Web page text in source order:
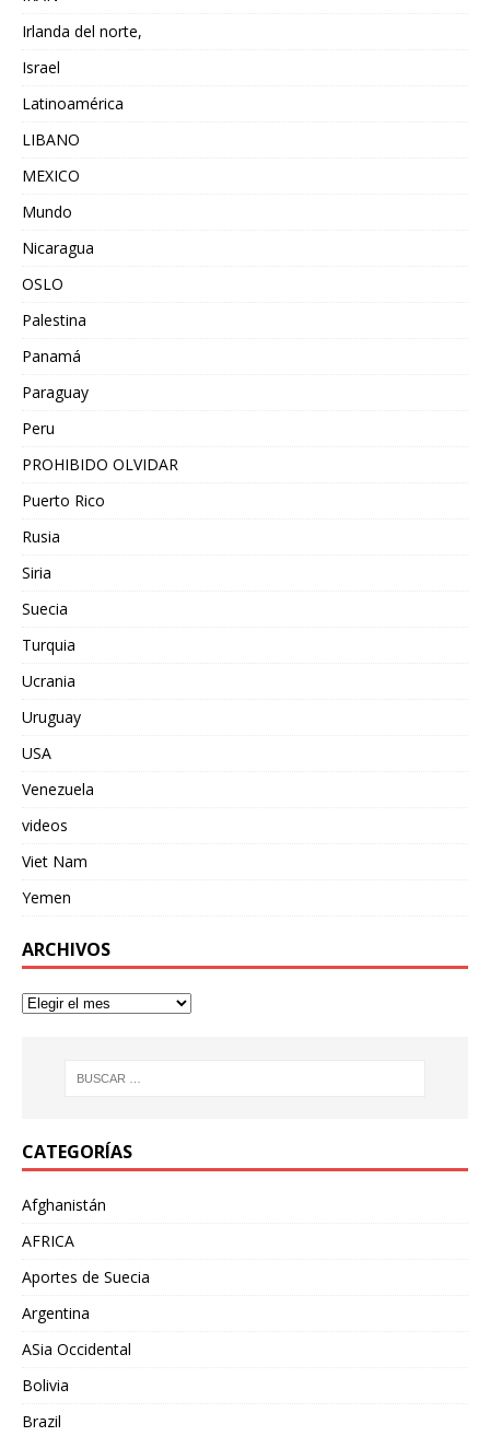
Irlanda del norte,
Israel
Latinoamérica
LIBANO
MEXICO
Mundo
Nicaragua
OSLO
Palestina
Panamá
Paraguay
Peru
PROHIBIDO OLVIDAR
Puerto Rico
Rusia
Siria
Suecia
Turquia
Ucrania
Uruguay
USA
Venezuela
videos
Viet Nam
Yemen
ARCHIVOS
CATEGORÍAS
Afghanistán
AFRICA
Aportes de Suecia
Argentina
ASia Occidental
Bolivia
Brazil